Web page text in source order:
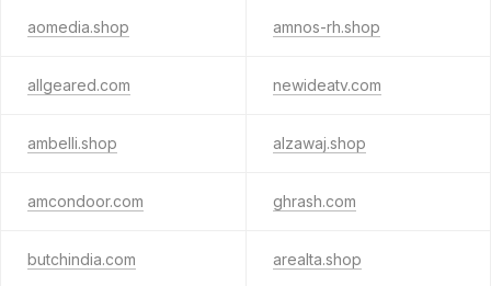
aomedia.shop amnos-rh.shop
allgeared.com newideatv.com
ambelli.shop alzawaj.shop
amcondoor.com ghrash.com
butchindia.com arealta.shop